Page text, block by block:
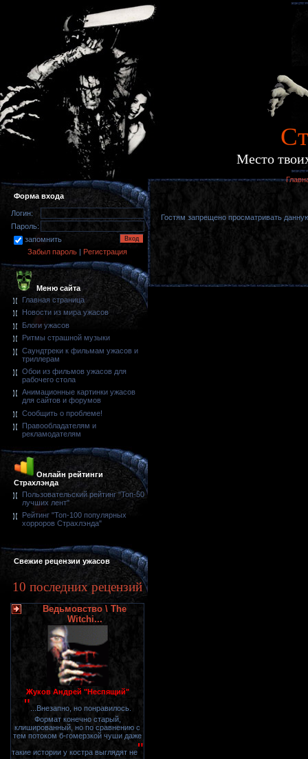
Место
Форма входа
Логин:
Пароль:
запомнить
Забыл пароль | Регистрация
Меню сайта
Главная страница
Новости из мира ужасов
Блоги ужасов
Ритмы страшной музыки
Саундтреки к фильмам ужасов и
триллерам
Обои из фильмов ужасов для
рабочего стола
Анимационные картинки ужасов
для сайтов и форумов
Сообщить о проблеме!
Правообладателям и
рекламодателям
Онлайн рейтинги
Страхлэнда
Пользовательский рейтинг "Топ-50
лучших лент"
Рейтинг "Топ-100 популярных
хорроров Страхлэнда"
Свежие рецензии ужасов
10 последних рецензий
Ведьмовство \ The
Witchi...
Жуков Андрей "Неспящий"
" ...Внезапно, но понравилось.
Формат конечно старый,
клишированный, но по сравнению с
тем потоком б-гомерзкой чуши даже
такие истории у костра выглядят не"
Гостям запрещено просматривать